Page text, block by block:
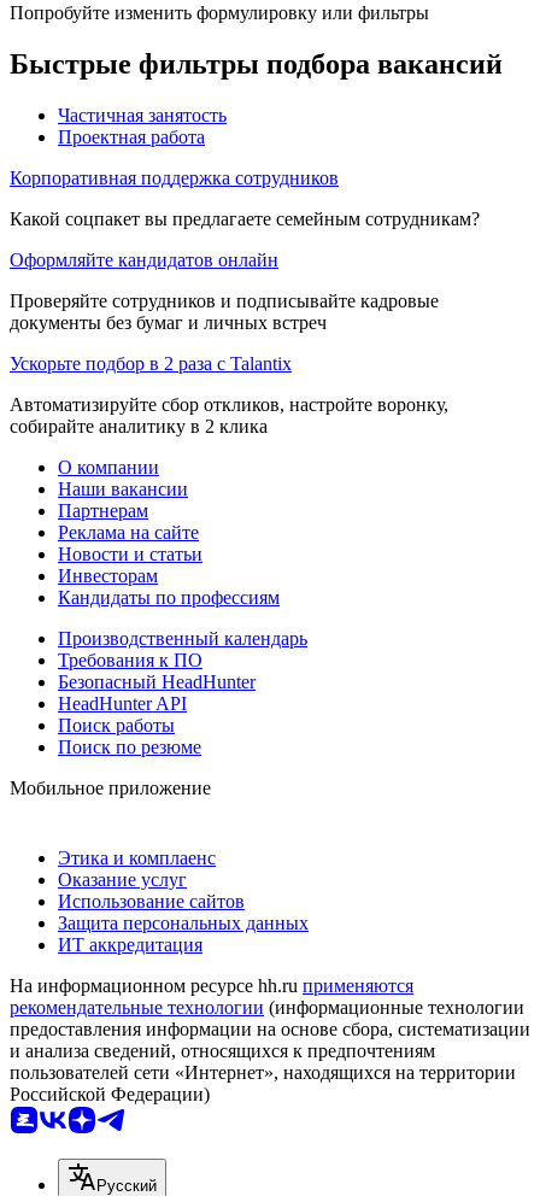
Попробуйте изменить формулировку или фильтры
Быстрые фильтры подбора вакансий
Частичная занятость
Проектная работа
Корпоративная поддержка сотрудников
Какой соцпакет вы предлагаете семейным сотрудникам?
Оформляйте кандидатов онлайн
Проверяйте сотрудников и подписывайте кадровые
документы без бумаг и личных встреч
Ускорьте подбор в 2 раза с Talantix
Автоматизируйте сбор откликов, настройте воронку,
собирайте аналитику в 2 клика
О компании
Наши вакансии
Партнерам
Реклама на сайте
Новости и статьи
Инвесторам
Кандидаты по профессиям
Производственный календарь
Требования к ПО
Безопасный HeadHunter
HeadHunter API
Поиск работы
Поиск по резюме
Мобильное приложение
Этика и комплаенс
Оказание услуг
Использование сайтов
Защита персональных данных
ИТ аккредитация
На информационном ресурсе hh.ru применяются
рекомендательные технологии (информационные технологии
предоставления информации на основе сбора, систематизации
и анализа сведений, относящихся к предпочтениям
пользователей сети «Интернет», находящихся на территории
Российской Федерации)
Русский